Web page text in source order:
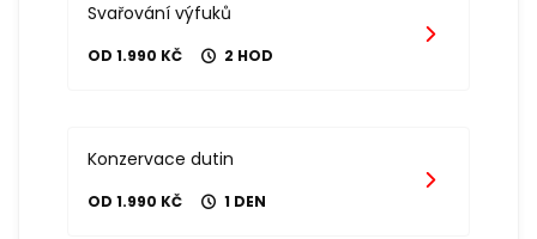
Svařování výfuků
OD 1.990 KČ 2 HOD
Konzervace dutin
OD 1.990 KČ 1 DEN